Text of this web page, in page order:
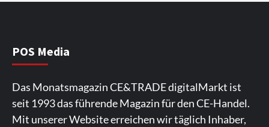
5
6
CHERRY baut Vertriebsteam in
strategisch wichtigen Märkten aus
POS Media
Das Monatsmagazin CE&TRADE digitalMarkt ist
seit 1993 das führende Magazin für den CE-Handel.
Mit unserer Website erreichen wir täglich Inhaber,